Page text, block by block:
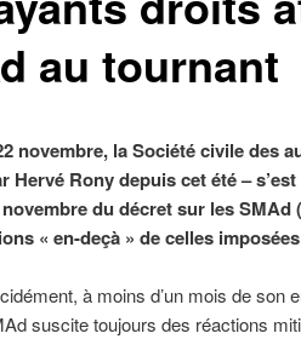
au tournant
novembre, la Société civile des
Hervé Rony depuis cet été –
du décret sur les
« en-deçà » de celles
à moins d’un mois de son
suscite toujours des réactions